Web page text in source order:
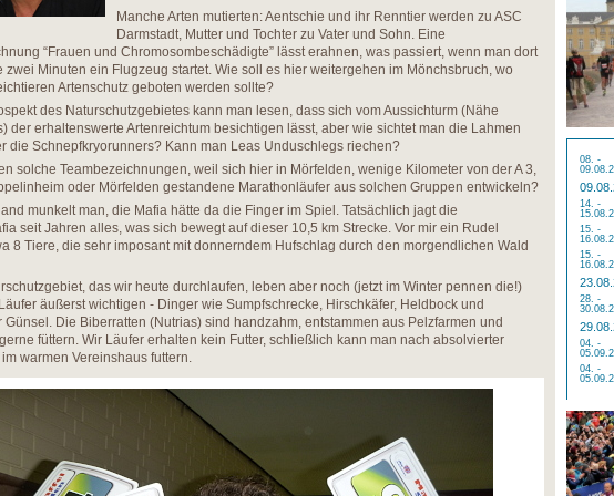
Manche Arten mutierten: Aentschie und ihr Renntier werden zu ASC
Darmstadt, Mutter und Tochter zu Vater und Sohn. Eine
“Frauen und Chromosombeschädigte” lässt erahnen, was passiert, wenn man dort
zwei Minuten ein Flugzeug startet. Wie soll es hier weitergehen im Mönchsbruch, wo
Artenschutz geboten werden sollte?
des Naturschutzgebietes kann man lesen, dass sich vom Aussichturm (Nähe
der erhaltenswerte Artenreichtum besichtigen lässt, aber wie sichtet man die Lahmen
die Schnepfkryorunners? Kann man Leas Unduschlegs riechen?
solche Teambezeichnungen, weil sich hier in Mörfelden, wenige Kilometer von der A 3,
oder Mörfelden gestandene Marathonläufer aus solchen Gruppen entwickeln?
munkelt man, die Mafia hätte da die Finger im Spiel. Tatsächlich jagt die
seit Jahren alles, was sich bewegt auf dieser 10,5 km Strecke. Vor mir ein Rudel
8 Tiere, die sehr imposant mit donnerndem Hufschlag durch den morgendlichen Wald
das wir heute durchlaufen, leben aber noch (jetzt im Winter pennen die!)
äußerst wichtigen - Dinger wie Sumpfschrecke, Hirschkäfer, Heldbock und
Günsel. Die Biberratten (Nutrias) sind handzahm, entstammen aus Pelzfarmen und
füttern. Wir Läufer erhalten kein Futter, schließlich kann man nach absolvierter
im warmen Vereinshaus futtern.
08. -
14. -
15. -
15. -
28. -
04. -
04. -